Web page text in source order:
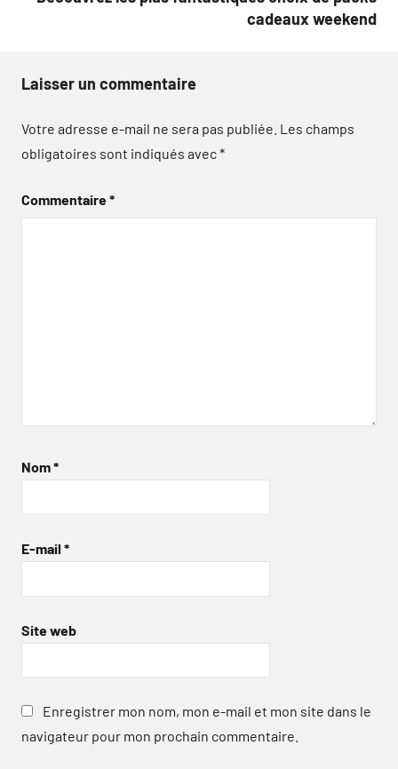
cadeaux weekend
Laisser un commentaire
Votre adresse e-mail ne sera pas publiée. Les champs
obligatoires sont indiqués avec*
Commentaire*
Nom*
E-mail *
Site web
Enregistrer mon nom, mon e-mail et mon site dans le
navigateur pour mon prochain commentaire.